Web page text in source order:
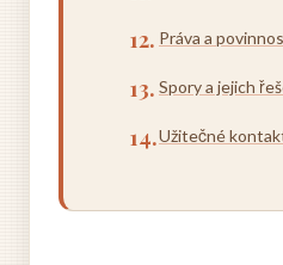
Práva a
Spory a jejich
Užitečné